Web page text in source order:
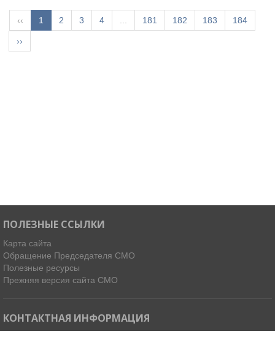
‹‹ 1 2 3 4 181 182 183 184
››
ПОЛЕЗНЫЕ ССЫЛКИ
Карта сайта
Обращение Председателя СМО
Полезные ресурсы
Прежняя версия сайта СМО
КОНТАКТНАЯ ИНФОРМАЦИЯ